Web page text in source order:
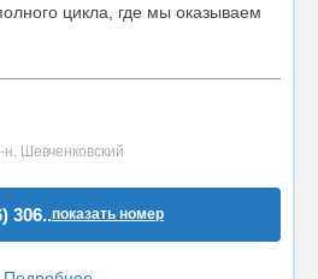
цикла, где мы оказываем
н. Шевченковский
306..показать номер